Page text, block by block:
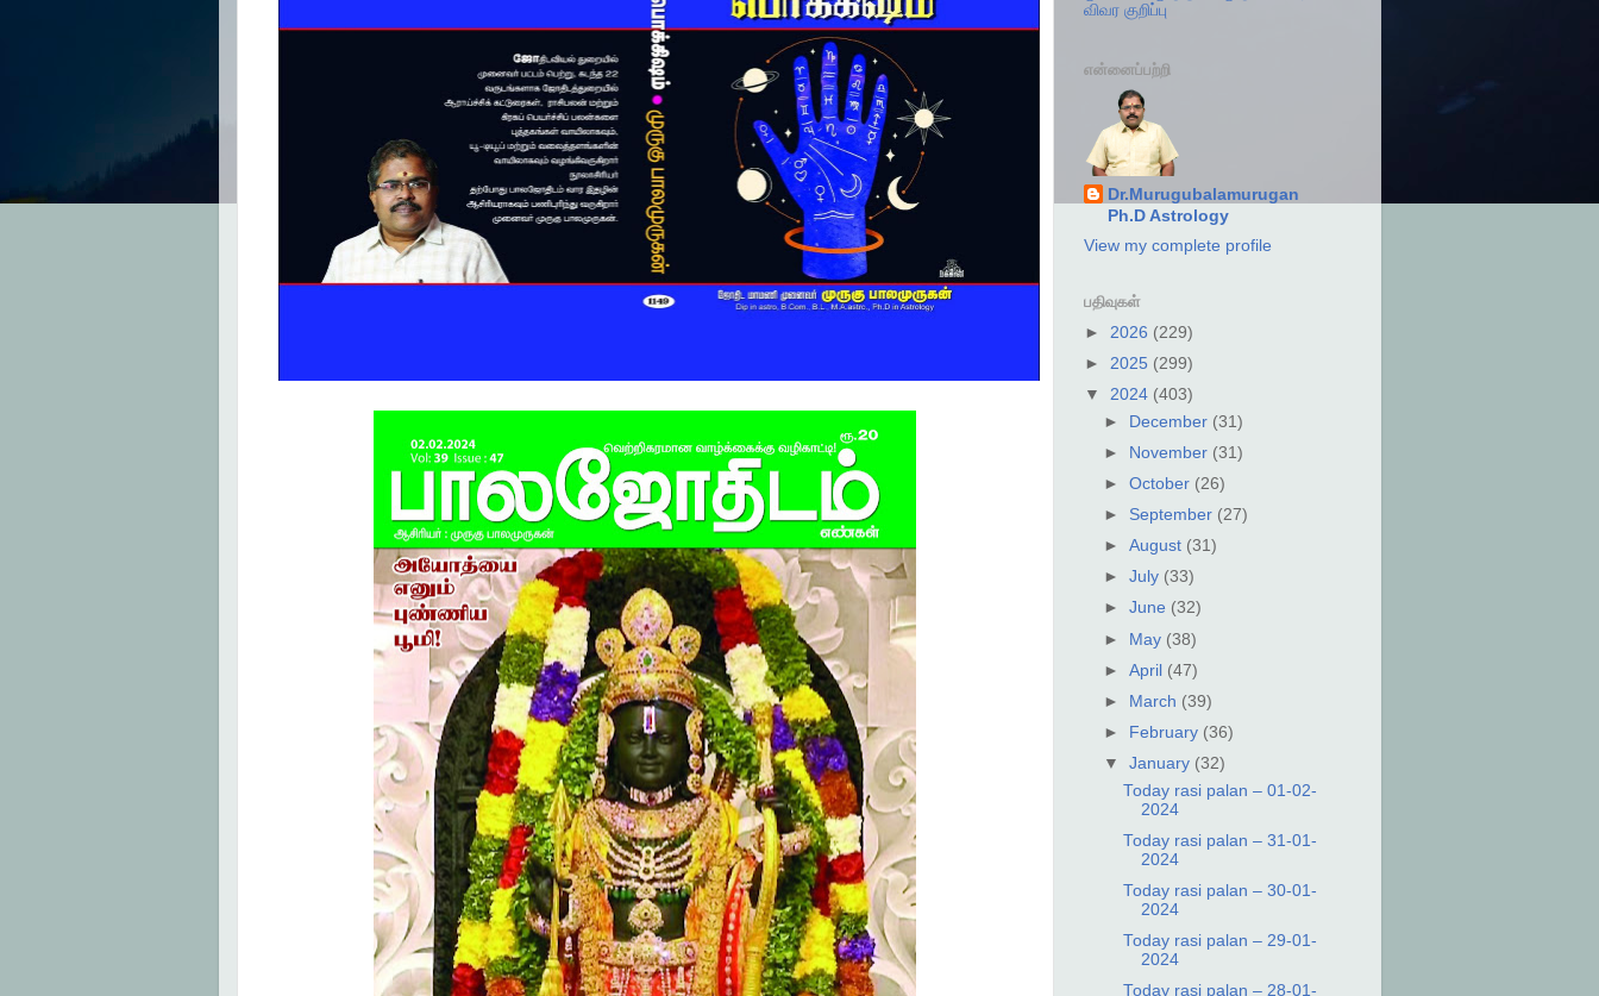
விவர குறிப்பு
என்னைப்பற்றி
Dr.Murugubalamurugan
Ph.D Astrology
View my complete profile
பதிவுகள்
► 2026 (229)
► 2025 (299)
▼ 2024 (403)
► December (31)
►
November (31)
► October (26)
► September (27)
► August (31)
► July (33)
► June (32)
► May (38)
► April (47)
►
March (39)
►
February (36)
▼ January (32)
Today rasi palan – 01-02-
2024
Today rasi palan – 31-01-
2024
Today rasi palan – 30-01-
2024
Today rasi palan – 29-01-
2024
Today rasi palan – 28-01-